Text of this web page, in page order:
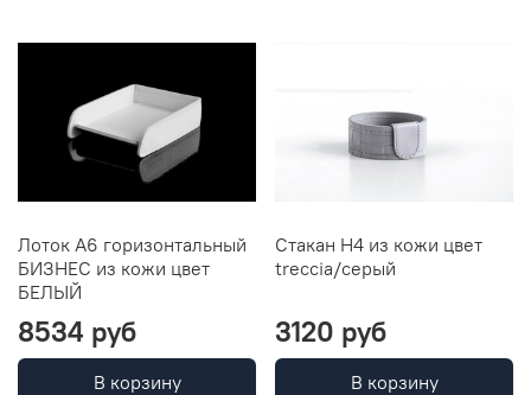
Лоток А6 горизонтальный
БИЗНЕС из кожи цвет
БЕЛЫЙ
8534 руб
В корзину
Стакан Н4 из кожи цвет
treccia/серый
3120 руб
В корзину